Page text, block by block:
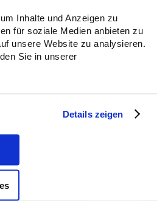
Inhalte und Anzeigen zu
für soziale Medien anbieten zu
unsere Website zu analysieren.
Sie in unserer
Details zeigen